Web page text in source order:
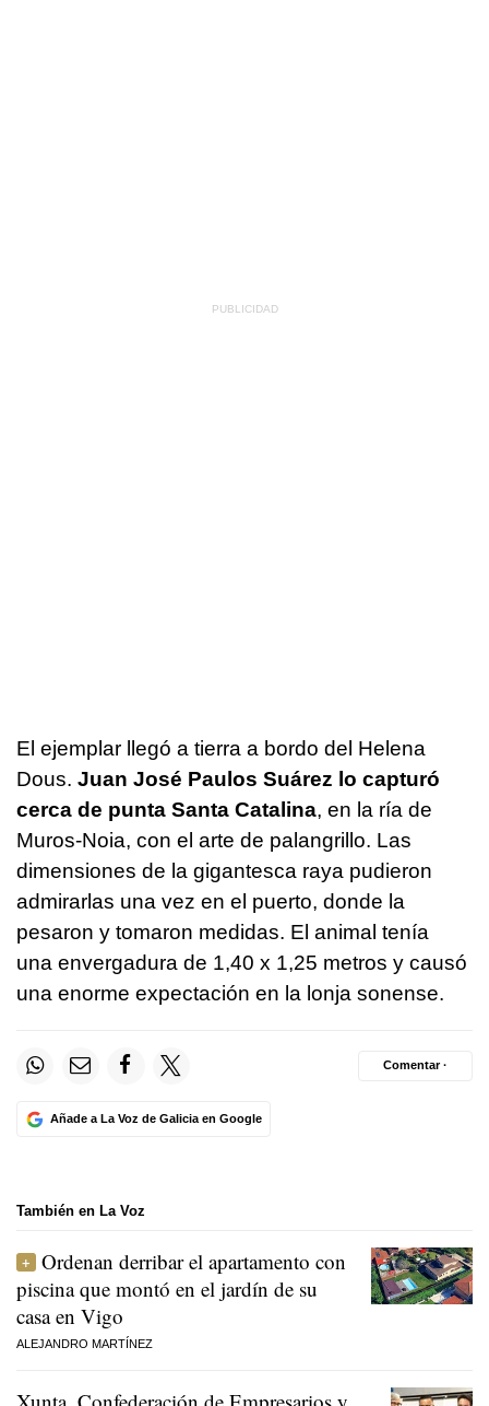
El ejemplar llegó a tierra a bordo del Helena
Dous. Juan José Paulos Suárez lo capturó
cerca de punta Santa Catalina, en la ría de
Muros-Noia, con el arte de palangrillo. Las
dimensiones de la gigantesca raya pudieron
admirarlas una vez en el puerto, donde la
pesaron y tomaron medidas. El animal tenía
una envergadura de 1,40 x 1,25 metros y causó
una enorme expectación en la lonja sonense.
Añade a La Voz de Galicia en Google
Comentar ·
También en La Voz
Ordenan derribar el apartamento con
piscina que montó en el jardín de su
casa en Vigo
ALEJANDRO MARTÍNEZ
Xunta, Confederación de Empresarios y